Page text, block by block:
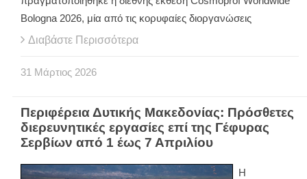
Bologna 2026, μία από τις κορυφαίες διοργανώσεις
Διαβάστε Περισσότερα
31 Μάρτιος 2026
Περιφέρεια Δυτικής Μακεδονίας: Πρόσθετες
διερευνητικές εργασίες επί της Γέφυρας
Σερβίων από 1 έως 7 Απριλίου
Η